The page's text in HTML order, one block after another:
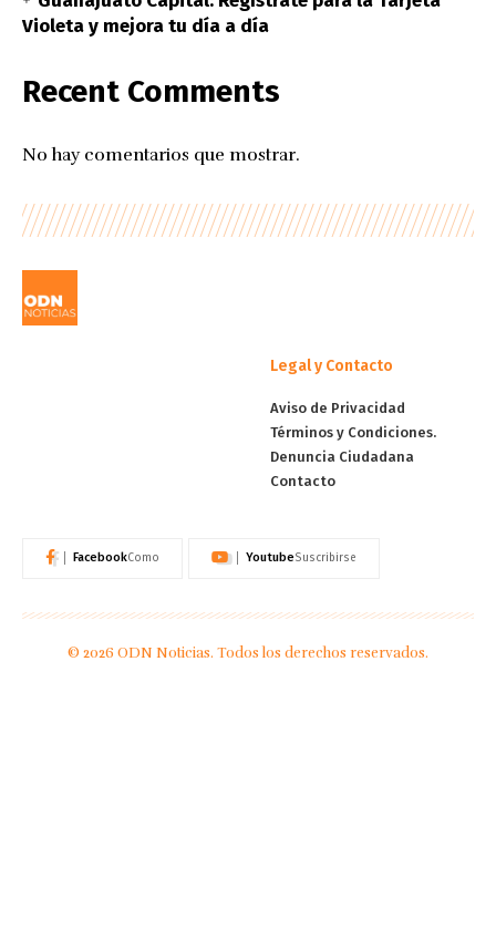
Violeta y mejora tu día a día
Recent Comments
No hay comentarios que mostrar.
Legal y Contacto
Aviso de Privacidad
Términos y Condiciones.
Denuncia Ciudadana
Contacto
FacebookComo YoutubeSuscribirse
© 2026 ODN Noticias. Todos los derechos reservados.